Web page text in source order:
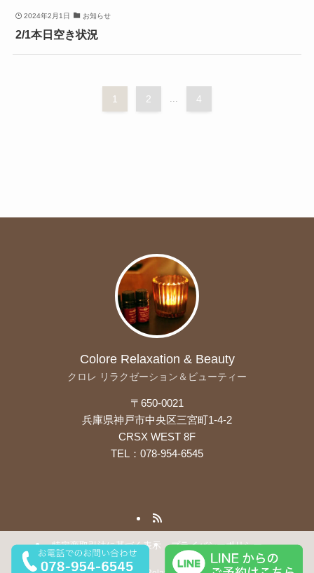
2024年2月1日 お知らせ
2/1本日空き状況
1 2 4
Colore Relaxation & Beauty
クロレ リラクゼーション＆ビューティー
〒650-0021
兵庫県神戸市中央区三宮町1-4-2
CRSX WEST 8F
TEL：078-954-6545
特定商取引法に基づく表示 プライバシーポリシー